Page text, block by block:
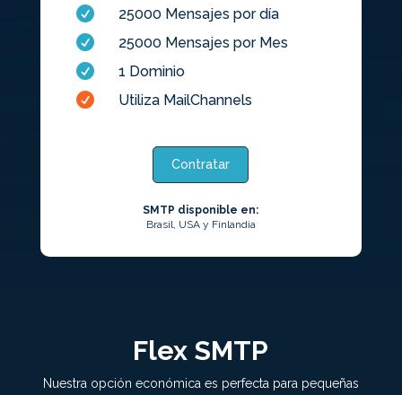
 25000 Mensajes por día
 25000 Mensajes por Mes
 1 Dominio
 Utiliza MailChannels
Contratar
SMTP disponible en:
Brasil, USA y Finlandia
Flex SMTP
Nuestra opción económica es perfecta para pequeñas